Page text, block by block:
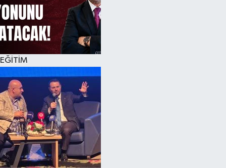
EĞİTİM
KÜLTÜR SANAT
MAGAZİN
SAĞLIK
SİYASET
SPOR
TEKNOLOJİ